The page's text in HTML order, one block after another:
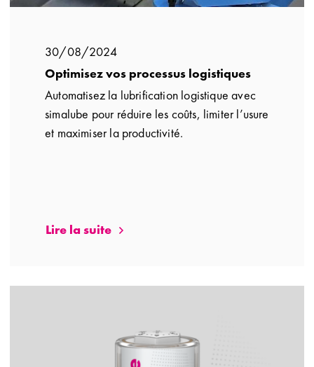
30/08/2024
Optimisez vos processus logistiques
Automatisez la lubrification logistique avec
simalube pour réduire les coûts, limiter l’usure
et maximiser la productivité.
Lire la suite